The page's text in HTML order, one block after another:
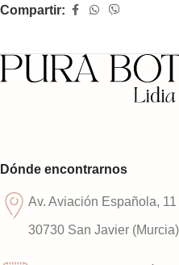
Compartir:
Dónde encontrarnos
Av. Aviación Española, 11
30730 San Javier (Murcia)